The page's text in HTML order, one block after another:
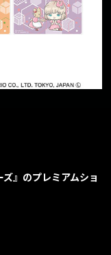
』のプレミアムショ